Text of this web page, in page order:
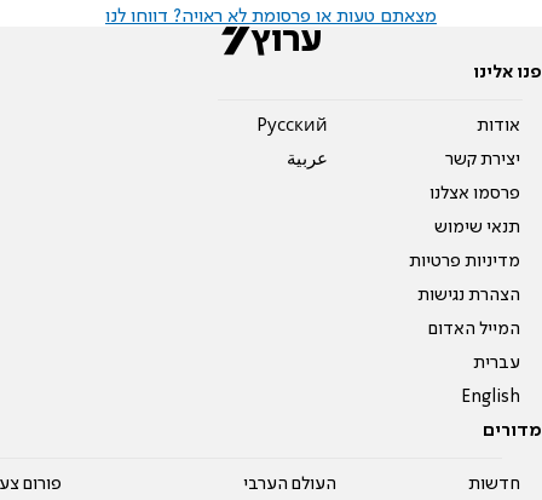
מצאתם טעות או פרסומת לא ראויה? דווחו לנו
פנו אלינו
אודות
יצירת קשר
פרסמו אצלנו
תנאי שימוש
מדיניות פרטיות
הצהרת נגישות
המייל האדום
עברית
English
Pусский
عربية
מדורים
חדשות העולם הערבי פורום